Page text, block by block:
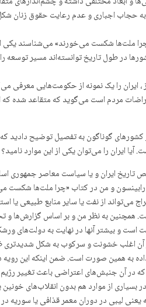
به حجاب اجباری و عدم رعایت حقوق
ملت‌ها شکست می‌خورند» می‌شناسند
در طول تاریخ توانسته‌اند مسیر
، ایران را یک نمونه از حکومت‌هایی
مردم است می‌گوید که متقاعد شده که
گوناگون به تفصیل توضیح دادید
ایران را می‌توان یکی از این موارد نامید؟
تاریخ ایران و یا سیاست معاصر جمهوری
و من در کتاب «چرا ملت‌ها شکست
می‌تواند از نفت یا سایر منابع طبیعی یا
به نظر من و بر اساس گزارش‌ها و
است و بیشتر آنها در نهایت به
اغلب خشونت و سرکوب به شکل شدیدتری
به همین صورت است. ضمن اینکه این
زیادی وجود دارد که در آن جنبش‌های اعتراضی
از موارد هم بدون انقلاب‌های
یعنی لیبی در دوران معمر قذافی یا